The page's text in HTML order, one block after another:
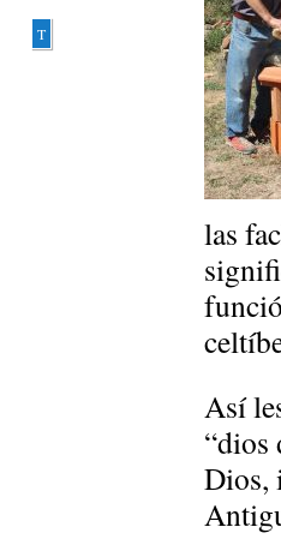
las
Así
“dios
Dios,
T